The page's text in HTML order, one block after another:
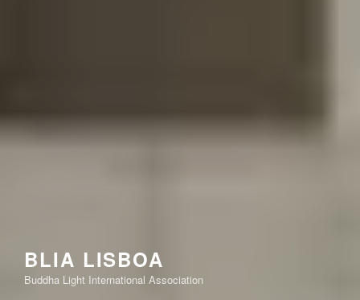
BLIA LISBOA
Buddha Light International Association